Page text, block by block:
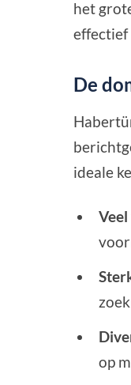
het
De
ideale
op